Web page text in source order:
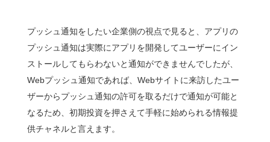
プッシュ通知をしたい企業側の視点で見ると、アプリの
プッシュ通知は実際にアプリを開発してユーザーにイン
ストールしてもらわないと通知ができませんでしたが、
Webプッシュ通知であれば、Webサイトに来訪したユー
ザーからプッシュ通知の許可を取るだけで通知が可能と
なるため、初期投資を押さえて手軽に始められる情報提
供チャネルと言えます。